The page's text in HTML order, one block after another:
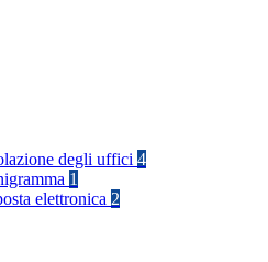
degli uffici 4
1
elettronica 2